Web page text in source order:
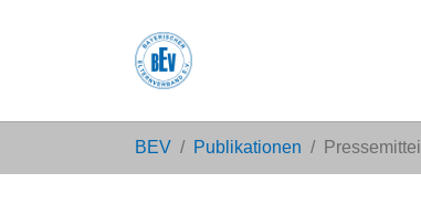
BEV Publikationen